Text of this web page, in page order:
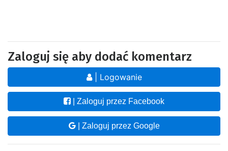
Zaloguj się aby dodać komentarz
| Logowanie
| Zaloguj przez Facebook
| Zaloguj przez Google